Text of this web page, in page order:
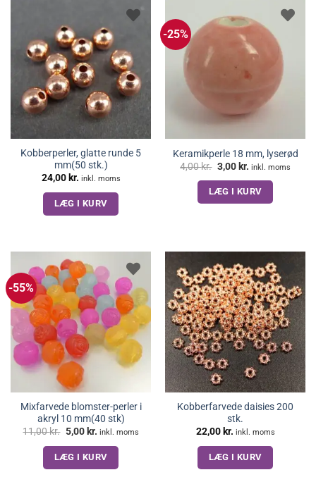
Kobberperler, glatte runde 5
mm(50 stk.)
24,00 kr. inkl. moms
LÆG I KURV
-25%
Keramikperle 18 mm, lyserød
4,00kr. Den
oprindelige
pris
var:
4,00 kr..
3,00 kr. Den
pris
er:
3,00 kr..
inkl. moms
LÆG I KURV
-55%
Mixfarvede blomster-perler i
akryl 10 mm(40 stk)
11,00kr. Den
oprindelige
pris
var:
11,00 kr..
5,00 kr.Den
pris
er:
5,00 kr..
inkl. moms
LÆG I KURV
Kobberfarvede daisies 200
stk.
22,00 kr. inkl. moms
LÆG I KURV